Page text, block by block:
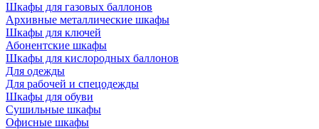
Шкафы для газовых баллонов
Архивные металлические шкафы
Шкафы для ключей
Абонентские шкафы
Шкафы для кислородных баллонов
Для одежды
Для рабочей и спецодежды
Шкафы для обуви
Сушильные шкафы
Офисные шкафы